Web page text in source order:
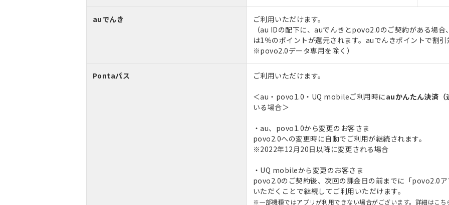
auでんき
ご利用いただけます。
（au IDの配下に、auでんきとpovo2.0のご契約がある場
は1％のポイントが還元されます。auでんきポイントで割
※povo2.0データ専用を除く）
Pontaパス ご利用いただけます。
＜au・povo1.0・UQ mobileご利用時にauかんたん決済（
いる場合＞
・au、povo1.0から変更のお客さま
povo2.0への変更時に自動でご利用が継続されます。
※2022年12月20日以降に変更される場合
・UQ mobileから変更のお客さま
povo2.0のご契約後、次回の課金日の前までに「povo2.0
いただくことで継続してご利用いただけます。
※一部機種ではアプリが利用できない場合がございます。詳細はこち